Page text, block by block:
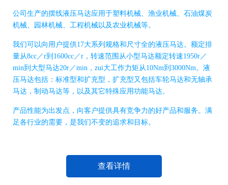
公司生产的摆线液压马达应用于塑料机械、渔业机械、石油煤炭
机械、园林机械、工程机械以及农业机械等。
我们可以向用户提供17大系列规格和尺寸全的液压马达。额定排
量从8cc／r到1600cc／r，转速范围从小型马达额定转速1950r／
min到大型马达20r／min，zui大工作力矩从10Nm到3000Nm。液
压马达包括：标准型和扩充型，扩充型又包括车轮马达和无轴承
马达，制动马达等，以及其它特殊应用功能马达。
产品性能为出发点，向客户提供具有竞争力的好产品和服务。满
足各行业的需要，是我们不变的追求和目标。
查看详情